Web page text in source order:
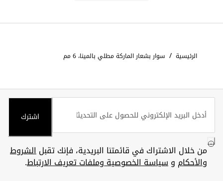
الرئيسية / سوار بشعار الماركة مطلي بالمينا، 6 مم
اشترك
من خلال الاشتراك في قائمتنا البريدية، فإنك تقبلالشروط
والأحكام وسياسة الخصوصية وملفات تعريف الارتباط.